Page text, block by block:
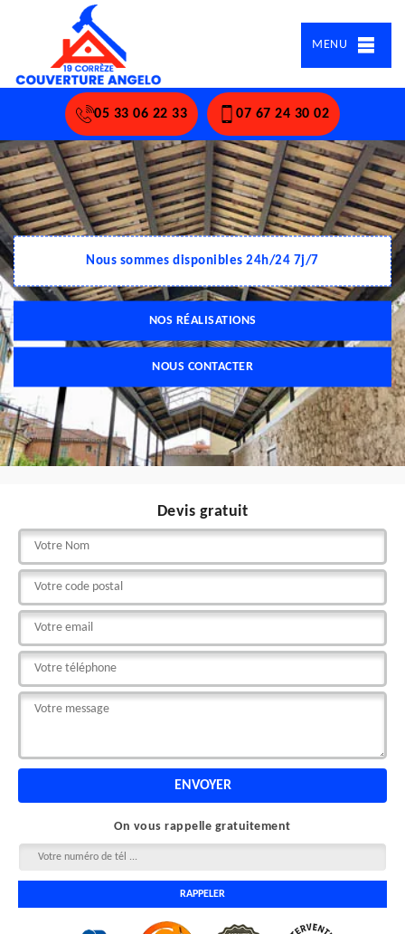
MENU
05 33 06 22 33 07 67 24 30 02
Nous sommes disponibles 24h/24 7j/7
NOS RÉALISATIONS
NOUS CONTACTER
Devis gratuit
On vous rappelle gratuitement